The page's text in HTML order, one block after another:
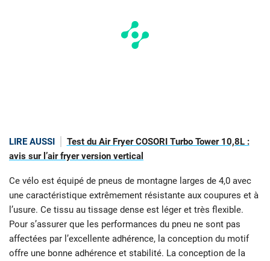
LIRE AUSSI
Test du Air Fryer COSORI Turbo Tower 10,8L :
avis sur l’air fryer version vertical
Ce vélo est équipé de pneus de montagne larges de 4,0 avec
une caractéristique extrêmement résistante aux coupures et à
l’usure. Ce tissu au tissage dense est léger et très flexible.
Pour s’assurer que les performances du pneu ne sont pas
affectées par l’excellente adhérence, la conception du motif
offre une bonne adhérence et stabilité. La conception de la